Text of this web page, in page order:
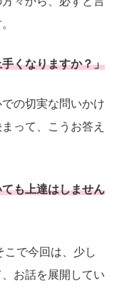
くなりますか？」
の切実な問いかけ
って、こうお答え
も上達はしません
こで今回は、少し
お話を展開してい